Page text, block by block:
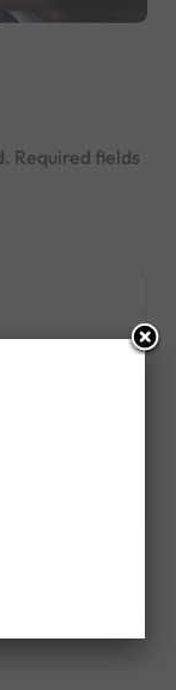
Required fields